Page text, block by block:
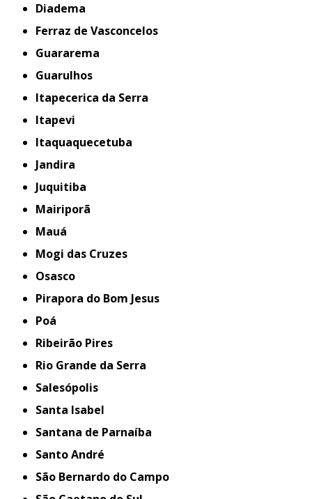
Diadema
Ferraz de Vasconcelos
Guararema
Guarulhos
Itapecerica da Serra
Itapevi
Itaquaquecetuba
Jandira
Juquitiba
Mairiporã
Mauá
Mogi das Cruzes
Osasco
Pirapora do Bom Jesus
Poá
Ribeirão Pires
Rio Grande da Serra
Salesópolis
Santa Isabel
Santana de Parnaíba
Santo André
São Bernardo do Campo